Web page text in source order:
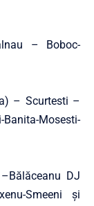
– Boboc-
– Scurtesti –
Banita-Mosesti-
DJ
Smeeni şi